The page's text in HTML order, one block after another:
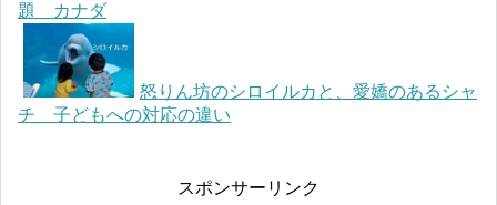
題 カナダ
怒りん坊のシロイルカと、愛嬌のあるシャ
チ 子どもへの対応の違い
スポンサーリンク